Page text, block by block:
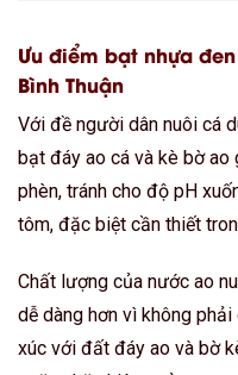
Ưu điểm bạt nhựa
Bình Thuận
Với đề người dân nuôi cá
bạt đáy ao cá và kè bờ
phèn, tránh cho độ pH
tôm, đặc biệt cần thiết
Chất lượng của nước ao
dễ dàng hơn vì không
xúc với đất đáy ao và bờ